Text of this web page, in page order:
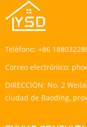
Teléfono: +86
Correo electrónico:
DIRECCIÓN: No. 2
ciudad de Baoding,